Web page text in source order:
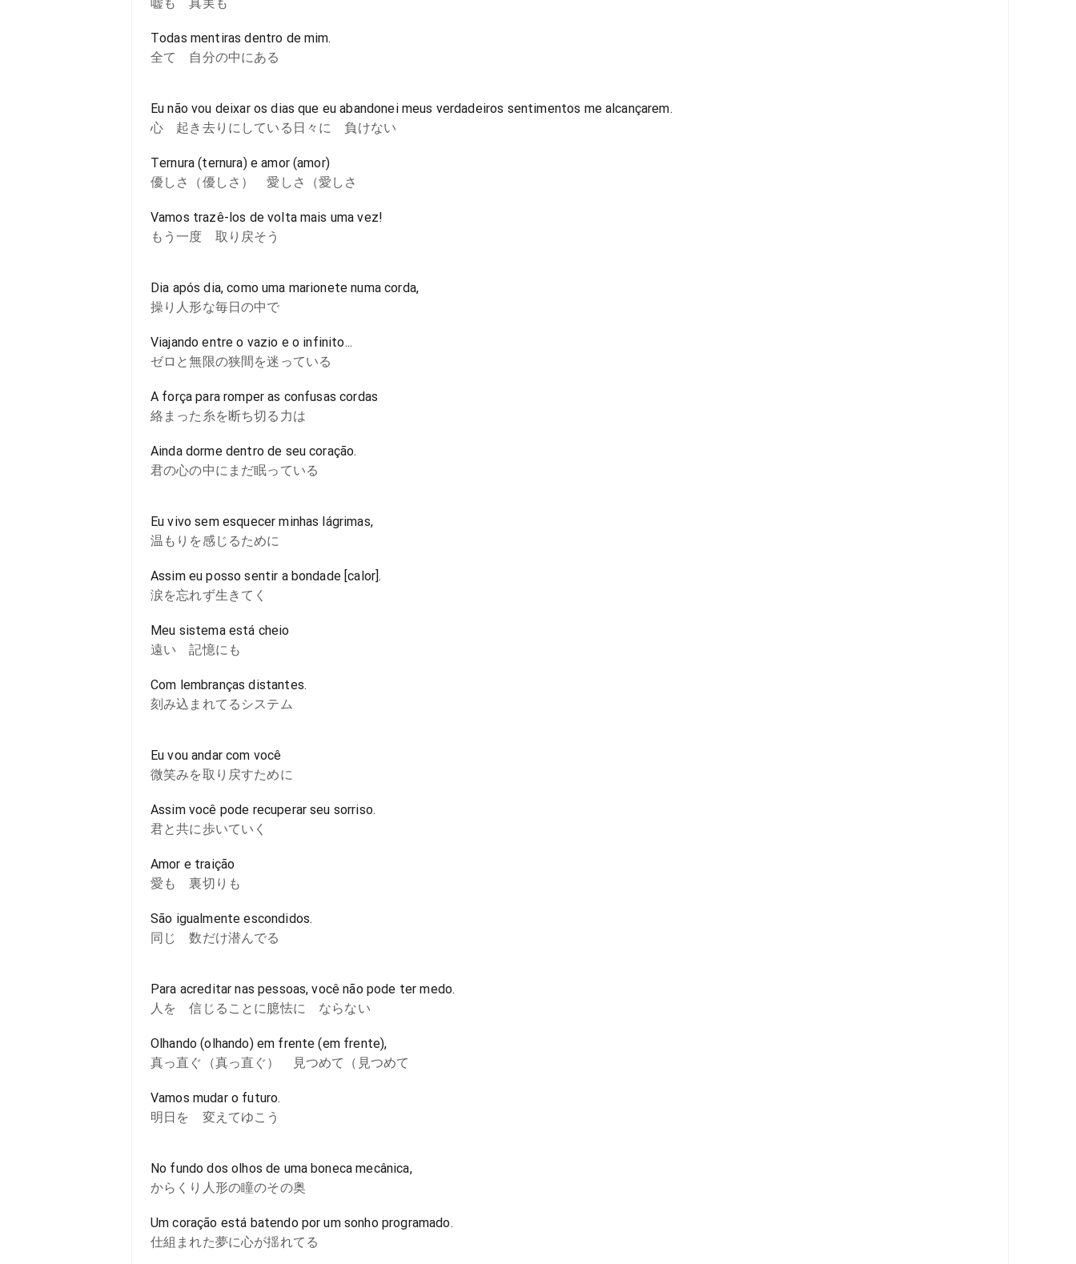
Todas mentiras dentro de mim.
全て 自分の中にある
Eu não vou deixar os dias que eu abandonei meus verdadeiros sentimentos me alcançarem.
心 起き去りにしている日々に 負けない
Ternura (ternura) e amor (amor)
優しさ（優しさ） 愛しさ（愛しさ
Vamos trazê-los de volta mais uma vez!
もう一度 取り戻そう
Dia após dia, como uma marionete numa corda,
操り人形な毎日の中で
Viajando entre o vazio e o infinito...
ゼロと無限の狭間を迷っている
A força para romper as confusas cordas
絡まった糸を断ち切る力は
Ainda dorme dentro de seu coração.
君の心の中にまだ眠っている
Eu vivo sem esquecer minhas lágrimas,
温もりを感じるために
Assim eu posso sentir a bondade [calor].
涙を忘れず生きてく
Meu sistema está cheio
遠い 記憶にも
Com lembranças distantes.
刻み込まれてるシステム
Eu vou andar com você
微笑みを取り戻すために
Assim você pode recuperar seu sorriso.
君と共に歩いていく
Amor e traição
愛も 裏切りも
São igualmente escondidos.
同じ 数だけ潜んでる
Para acreditar nas pessoas, você não pode ter medo.
人を 信じることに臆怯に ならない
Olhando (olhando) em frente (em frente),
真っ直ぐ（真っ直ぐ） 見つめて（見つめて
Vamos mudar o futuro.
明日を 変えてゆこう
No fundo dos olhos de uma boneca mecânica,
からくり人形の瞳のその奥
Um coração está batendo por um sonho programado.
仕組まれた夢に心が揺れてる